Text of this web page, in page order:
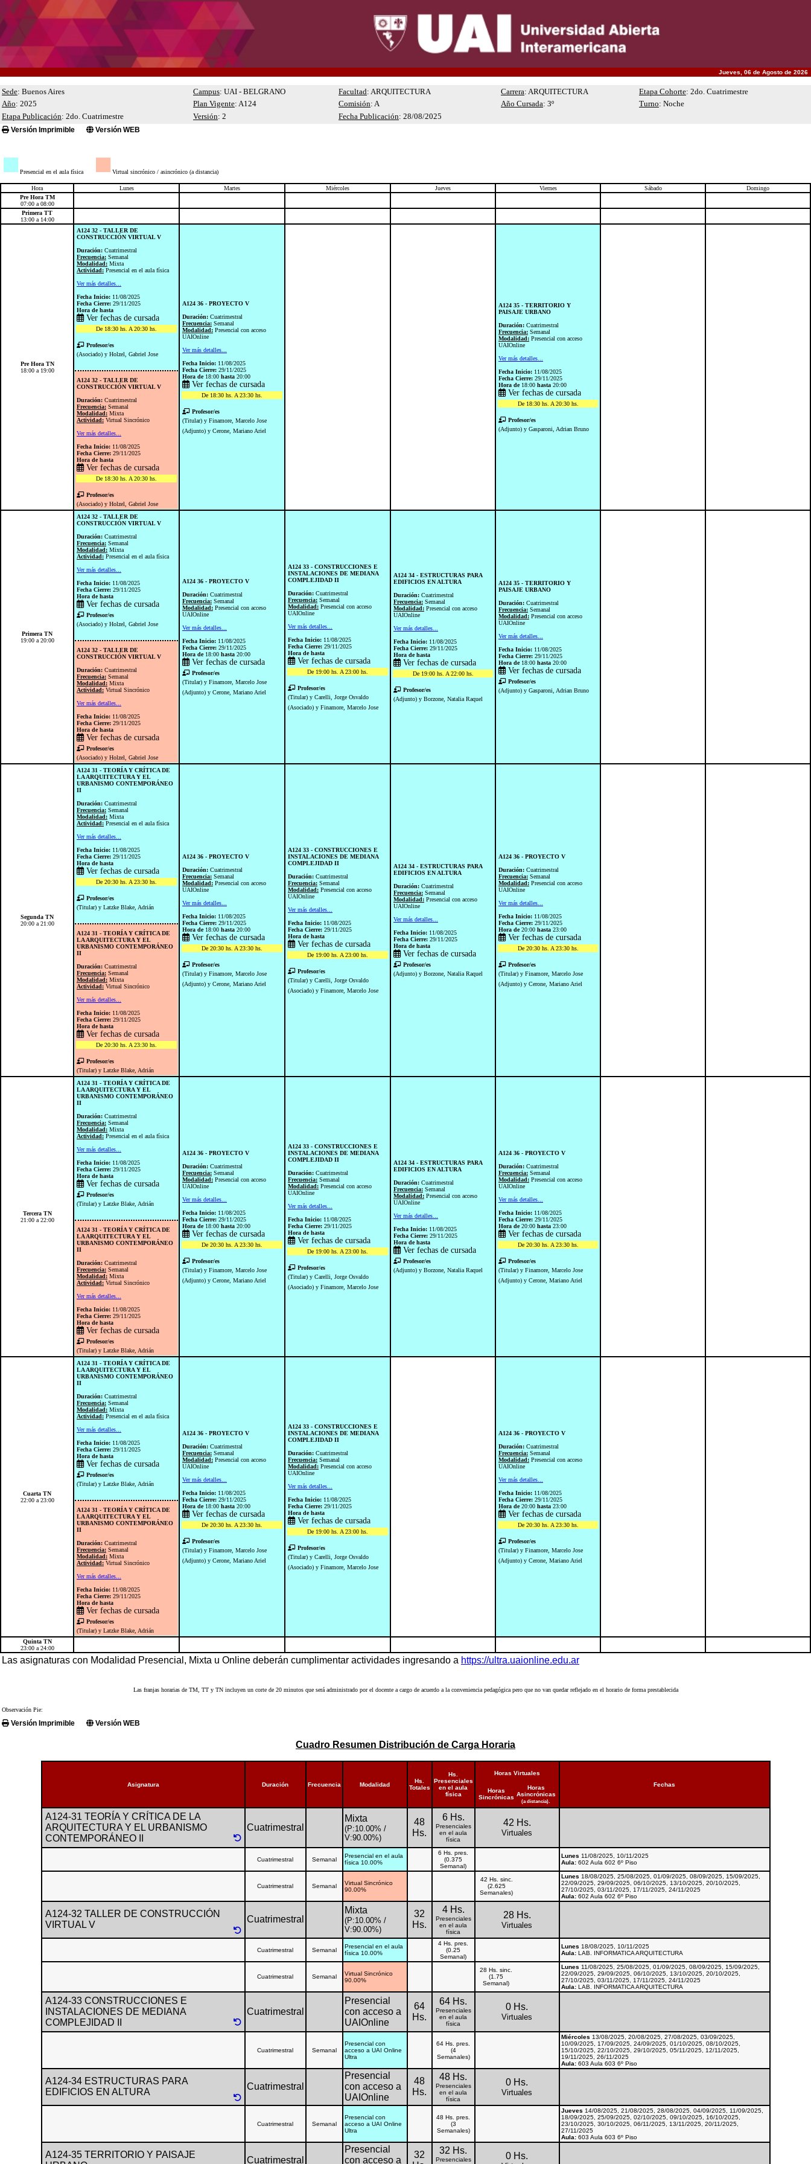
Jueves, 06 de Agosto de 2026
Sede: Buenos Aires Campus: UAI - BELGRANO Facultad: ARQUITECTURA Carrera: ARQUITECTURA Etapa Cohorte: 2do. Cuatrimestre
Año: 2025 Plan Vigente: A124 Comisión: A Año Cursada: 3º Turno: Noche
Etapa Publicación: 2do. Cuatrimestre Versión: 2 Fecha Publicación: 28/08/2025
Versión Imprimible Versión WEB
■ Presencial en el aula física ■ Virtual sincrónico / asincrónico (a distancia)
Hora Lunes Martes Miércoles Jueves Viernes Sábado
Domingo
Pre Hora TM
07:00 a 08:00
Primera TT
13:00 a 14:00
Pre Hora TN
18:00 a 19:00
A124 32 - TALLER DE
CONSTRUCCIÓN VIRTUAL V
Duración: Cuatrimestral
Frecuencia: Semanal
Modalidad: Mixta
Actividad: Presencial en el aula física
Ver más detalles...
Fecha Inicio: 11/08/2025
Fecha Cierre: 29/11/2025
Hora de hasta
Ver fechas de cursada
De 18:30 hs. A 20:30 hs.
Profesor/es
(Asociado) y Holzel, Gabriel Jose
A124 32 - TALLER DE
CONSTRUCCIÓN VIRTUAL V
Duración: Cuatrimestral
Frecuencia: Semanal
Modalidad: Mixta
Actividad: Virtual Sincrónico
Ver más detalles...
Fecha Inicio: 11/08/2025
Fecha Cierre: 29/11/2025
Hora de hasta
Ver fechas de cursada
De 18:30 hs. A 20:30 hs.
Profesor/es
(Asociado) y Holzel, Gabriel Jose
A124 36 - PROYECTO V
Duración: Cuatrimestral
Frecuencia: Semanal
Modalidad: Presencial con acceso
UAIOnline
Ver más detalles...
Fecha Inicio: 11/08/2025
Fecha Cierre: 29/11/2025
Hora de18:00 hasta 20:00
Ver fechas de cursada
De 18:30 hs. A 23:30 hs.
Profesor/es
(Titular) y Finamore, Marcelo Jose
(Adjunto) y Cerone, Mariano Ariel
A124 35 - TERRITORIO Y
PAISAJE URBANO
Duración: Cuatrimestral
Frecuencia: Semanal
Modalidad: Presencial con acceso
UAIOnline
Ver más detalles...
Fecha Inicio: 11/08/2025
Fecha Cierre: 29/11/2025
Hora de18:00 hasta 20:00
Ver fechas de cursada
De 18:30 hs. A 20:30 hs.
Profesor/es
(Adjunto) y Gasparoni, Adrian Bruno
Primera TN
19:00 a 20:00
A124 32 - TALLER DE
CONSTRUCCIÓN VIRTUAL V
Duración: Cuatrimestral
Frecuencia: Semanal
Modalidad: Mixta
Actividad: Presencial en el aula física
Ver más detalles...
Fecha Inicio: 11/08/2025
Fecha Cierre: 29/11/2025
Hora de hasta
Ver fechas de cursada
Profesor/es
(Asociado) y Holzel, Gabriel Jose
A124 32 - TALLER DE
CONSTRUCCIÓN VIRTUAL V
Duración: Cuatrimestral
Frecuencia: Semanal
Modalidad: Mixta
Actividad: Virtual Sincrónico
Ver más detalles...
Fecha Inicio: 11/08/2025
Fecha Cierre: 29/11/2025
Hora de hasta
Ver fechas de cursada
Profesor/es
(Asociado) y Holzel, Gabriel Jose
A124 36 - PROYECTO V
Duración: Cuatrimestral
Frecuencia: Semanal
Modalidad: Presencial con acceso
UAIOnline
Ver más detalles...
Fecha Inicio: 11/08/2025
Fecha Cierre: 29/11/2025
Hora de18:00 hasta 20:00
Ver fechas de cursada
Profesor/es
(Titular) y Finamore, Marcelo Jose
(Adjunto) y Cerone, Mariano Ariel
A124 33 - CONSTRUCCIONES E
INSTALACIONES DE MEDIANA
COMPLEJIDAD II
Duración: Cuatrimestral
Frecuencia: Semanal
Modalidad: Presencial con acceso
UAIOnline
Ver más detalles...
Fecha Inicio: 11/08/2025
Fecha Cierre: 29/11/2025
Hora de hasta
Ver fechas de cursada
De 19:00 hs. A 23:00 hs.
Profesor/es
(Titular) y Carelli, Jorge Osvaldo
(Asociado) y Finamore, Marcelo Jose
A124 34 - ESTRUCTURAS PARA
EDIFICIOS EN ALTURA
Duración: Cuatrimestral
Frecuencia: Semanal
Modalidad: Presencial con acceso
UAIOnline
Ver más detalles...
Fecha Inicio: 11/08/2025
Fecha Cierre: 29/11/2025
Hora de hasta
Ver fechas de cursada
De 19:00 hs. A 22:00 hs.
Profesor/es
(Adjunto) y Borzone, Natalia Raquel
A124 35 - TERRITORIO Y
PAISAJE URBANO
Duración: Cuatrimestral
Frecuencia: Semanal
Modalidad: Presencial con acceso
UAIOnline
Ver más detalles...
Fecha Inicio: 11/08/2025
Fecha Cierre: 29/11/2025
Hora de18:00 hasta 20:00
Ver fechas de cursada
Profesor/es
(Adjunto) y Gasparoni, Adrian Bruno
Segunda TN
20:00 a 21:00
A124 31 - TEORÍA Y CRÍTICA DE
LA ARQUITECTURA Y EL
URBANISMO CONTEMPORÁNEO
II
Duración: Cuatrimestral
Frecuencia: Semanal
Modalidad: Mixta
Actividad: Presencial en el aula física
Ver más detalles...
Fecha Inicio: 11/08/2025
Fecha Cierre: 29/11/2025
Hora de hasta
Ver fechas de cursada
De 20:30 hs. A 23:30 hs.
Profesor/es
(Titular) y Latzke Blake, Adrián
A124 31 - TEORÍA Y CRÍTICA DE
LA ARQUITECTURA Y EL
URBANISMO CONTEMPORÁNEO
II
Duración: Cuatrimestral
Frecuencia: Semanal
Modalidad: Mixta
Actividad: Virtual Sincrónico
Ver más detalles...
Fecha Inicio: 11/08/2025
Fecha Cierre: 29/11/2025
Hora de hasta
Ver fechas de cursada
De 20:30 hs. A 23:30 hs.
Profesor/es
(Titular) y Latzke Blake, Adrián
A124 36 - PROYECTO V
Duración: Cuatrimestral
Frecuencia: Semanal
Modalidad: Presencial con acceso
UAIOnline
Ver más detalles...
Fecha Inicio: 11/08/2025
Fecha Cierre: 29/11/2025
Hora de18:00 hasta 20:00
Ver fechas de cursada
De 20:30 hs. A 23:30 hs.
Profesor/es
(Titular) y Finamore, Marcelo Jose
(Adjunto) y Cerone, Mariano Ariel
A124 33 - CONSTRUCCIONES E
INSTALACIONES DE MEDIANA
COMPLEJIDAD II
Duración: Cuatrimestral
Frecuencia: Semanal
Modalidad: Presencial con acceso
UAIOnline
Ver más detalles...
Fecha Inicio: 11/08/2025
Fecha Cierre: 29/11/2025
Hora de hasta
Ver fechas de cursada
De 19:00 hs. A 23:00 hs.
Profesor/es
(Titular) y Carelli, Jorge Osvaldo
(Asociado) y Finamore, Marcelo Jose
A124 34 - ESTRUCTURAS PARA
EDIFICIOS EN ALTURA
Duración: Cuatrimestral
Frecuencia: Semanal
Modalidad: Presencial con acceso
UAIOnline
Ver más detalles...
Fecha Inicio: 11/08/2025
Fecha Cierre: 29/11/2025
Hora de hasta
Ver fechas de cursada
Profesor/es
(Adjunto) y Borzone, Natalia Raquel
A124 36 - PROYECTO V
Duración: Cuatrimestral
Frecuencia: Semanal
Modalidad: Presencial con acceso
UAIOnline
Ver más detalles...
Fecha Inicio: 11/08/2025
Fecha Cierre: 29/11/2025
Hora de20:00 hasta 23:00
Ver fechas de cursada
De 20:30 hs. A 23:30 hs.
Profesor/es
(Titular) y Finamore, Marcelo Jose
(Adjunto) y Cerone, Mariano Ariel
Tercera TN
21:00 a 22:00
A124 31 - TEORÍA Y CRÍTICA DE
LA ARQUITECTURA Y EL
URBANISMO CONTEMPORÁNEO
II
Duración: Cuatrimestral
Frecuencia: Semanal
Modalidad: Mixta
Actividad: Presencial en el aula física
Ver más detalles...
Fecha Inicio: 11/08/2025
Fecha Cierre: 29/11/2025
Hora de hasta
Ver fechas de cursada
Profesor/es
(Titular) y Latzke Blake, Adrián
A124 31 - TEORÍA Y CRÍTICA DE
LA ARQUITECTURA Y EL
URBANISMO CONTEMPORÁNEO
II
Duración: Cuatrimestral
Frecuencia: Semanal
Modalidad: Mixta
Actividad: Virtual Sincrónico
Ver más detalles...
Fecha Inicio: 11/08/2025
Fecha Cierre: 29/11/2025
Hora de hasta
Ver fechas de cursada
Profesor/es
(Titular) y Latzke Blake, Adrián
A124 36 - PROYECTO V
Duración: Cuatrimestral
Frecuencia: Semanal
Modalidad: Presencial con acceso
UAIOnline
Ver más detalles...
Fecha Inicio: 11/08/2025
Fecha Cierre: 29/11/2025
Hora de18:00 hasta 20:00
Ver fechas de cursada
De 20:30 hs. A 23:30 hs.
Profesor/es
(Titular) y Finamore, Marcelo Jose
(Adjunto) y Cerone, Mariano Ariel
A124 33 - CONSTRUCCIONES E
INSTALACIONES DE MEDIANA
COMPLEJIDAD II
Duración: Cuatrimestral
Frecuencia: Semanal
Modalidad: Presencial con acceso
UAIOnline
Ver más detalles...
Fecha Inicio: 11/08/2025
Fecha Cierre: 29/11/2025
Hora de hasta
Ver fechas de cursada
De 19:00 hs. A 23:00 hs.
Profesor/es
(Titular) y Carelli, Jorge Osvaldo
(Asociado) y Finamore, Marcelo Jose
A124 34 - ESTRUCTURAS PARA
EDIFICIOS EN ALTURA
Duración: Cuatrimestral
Frecuencia: Semanal
Modalidad: Presencial con acceso
UAIOnline
Ver más detalles...
Fecha Inicio: 11/08/2025
Fecha Cierre: 29/11/2025
Hora de hasta
Ver fechas de cursada
Profesor/es
(Adjunto) y Borzone, Natalia Raquel
A124 36 - PROYECTO V
Duración: Cuatrimestral
Frecuencia: Semanal
Modalidad: Presencial con acceso
UAIOnline
Ver más detalles...
Fecha Inicio: 11/08/2025
Fecha Cierre: 29/11/2025
Hora de20:00 hasta 23:00
Ver fechas de cursada
De 20:30 hs. A 23:30 hs.
Profesor/es
(Titular) y Finamore, Marcelo Jose
(Adjunto) y Cerone, Mariano Ariel
Cuarta TN
22:00 a 23:00
A124 31 - TEORÍA Y CRÍTICA DE
LA ARQUITECTURA Y EL
URBANISMO CONTEMPORÁNEO
II
Duración: Cuatrimestral
Frecuencia: Semanal
Modalidad: Mixta
Actividad: Presencial en el aula física
Ver más detalles...
Fecha Inicio: 11/08/2025
Fecha Cierre: 29/11/2025
Hora de hasta
Ver fechas de cursada
Profesor/es
(Titular) y Latzke Blake, Adrián
A124 31 - TEORÍA Y CRÍTICA DE
LA ARQUITECTURA Y EL
URBANISMO CONTEMPORÁNEO
II
Duración: Cuatrimestral
Frecuencia: Semanal
Modalidad: Mixta
Actividad: Virtual Sincrónico
Ver más detalles...
Fecha Inicio: 11/08/2025
Fecha Cierre: 29/11/2025
Hora de hasta
Ver fechas de cursada
Profesor/es
(Titular) y Latzke Blake, Adrián
A124 36 - PROYECTO V
Duración: Cuatrimestral
Frecuencia: Semanal
Modalidad: Presencial con acceso
UAIOnline
Ver más detalles...
Fecha Inicio: 11/08/2025
Fecha Cierre: 29/11/2025
Hora de18:00 hasta 20:00
Ver fechas de cursada
De 20:30 hs. A 23:30 hs.
Profesor/es
(Titular) y Finamore, Marcelo Jose
(Adjunto) y Cerone, Mariano Ariel
A124 33 - CONSTRUCCIONES E
INSTALACIONES DE MEDIANA
COMPLEJIDAD II
Duración: Cuatrimestral
Frecuencia: Semanal
Modalidad: Presencial con acceso
UAIOnline
Ver más detalles...
Fecha Inicio: 11/08/2025
Fecha Cierre: 29/11/2025
Hora de hasta
Ver fechas de cursada
De 19:00 hs. A 23:00 hs.
Profesor/es
(Titular) y Carelli, Jorge Osvaldo
(Asociado) y Finamore, Marcelo Jose
A124 36 - PROYECTO V
Duración: Cuatrimestral
Frecuencia: Semanal
Modalidad: Presencial con acceso
UAIOnline
Ver más detalles...
Fecha Inicio: 11/08/2025
Fecha Cierre: 29/11/2025
Hora de20:00 hasta 23:00
Ver fechas de cursada
De 20:30 hs. A 23:30 hs.
Profesor/es
(Titular) y Finamore, Marcelo Jose
(Adjunto) y Cerone, Mariano Ariel
Quinta TN
23:00 a 24:00
Las asignaturas con Modalidad Presencial, Mixta u Online deberán cumplimentar actividades ingresando a https://ultra.uaionline.edu.ar
Las franjas horarias de TM, TT y TN incluyen un corte de 20 minutos que será administrado por el docente a cargo de acuerdo a la conveniencia pedagógica pero que no van quedar reflejado en el horario de forma prestablecida
Observación Pie:
Versión Imprimible Versión WEB
Cuadro Resumen Distribución de Carga Horaria
Asignatura Duración Frecuencia Modalidad
Hs.
Totales
Hs.
Presenciales
en el aula
física
Horas Virtuales
Horas
Sincrónicas
Horas
Asincrónicas
(a distancia)
Fechas
A124-31 TEORÍA Y CRÍTICA DE LA
ARQUITECTURA Y EL URBANISMO
CONTEMPORÁNEO II
Cuatrimestral
Mixta
(P:10.00% /
V:90.00%)
48
Hs.
6 Hs.
Presenciales
en el aula
física
42 Hs.
Virtuales
Cuatrimestral Semanal
Presencial en el aula
física 10.00%
6 Hs. pres.
(0.375
Semanal)
Lunes 11/08/2025, 10/11/2025
Aula:602 Aula 602 6º Piso
Cuatrimestral Semanal
Virtual Sincrónico
90.00%
42 Hs. sinc.
(2.625
Semanales)
Lunes 18/08/2025, 25/08/2025, 01/09/2025, 08/09/2025, 15/09/2025,
22/09/2025, 29/09/2025, 06/10/2025, 13/10/2025, 20/10/2025,
27/10/2025, 03/11/2025, 17/11/2025, 24/11/2025
Aula:602 Aula 602 6º Piso
A124-32 TALLER DE CONSTRUCCIÓN
VIRTUAL V
Cuatrimestral
Mixta
(P:10.00% /
V:90.00%)
32
Hs.
4 Hs.
Presenciales
en el aula
física
28 Hs.
Virtuales
Cuatrimestral Semanal
Presencial en el aula
física 10.00%
4 Hs. pres.
(0.25
Semanal)
Lunes 18/08/2025, 10/11/2025
Aula:LAB. INFORMATICA ARQUITECTURA
Cuatrimestral Semanal
Virtual Sincrónico
90.00%
28 Hs. sinc.
(1.75
Semanal)
Lunes 11/08/2025, 25/08/2025, 01/09/2025, 08/09/2025, 15/09/2025,
22/09/2025, 29/09/2025, 06/10/2025, 13/10/2025, 20/10/2025,
27/10/2025, 03/11/2025, 17/11/2025, 24/11/2025
Aula:LAB. INFORMATICA ARQUITECTURA
A124-33 CONSTRUCCIONES E
INSTALACIONES DE MEDIANA
COMPLEJIDAD II
Cuatrimestral
Presencial
con acceso a
UAIOnline
64
Hs.
64 Hs.
Presenciales
en el aula
física
0 Hs.
Virtuales
Cuatrimestral Semanal
Presencial con
acceso a UAI Online
Ultra
64 Hs. pres.
(4
Semanales)
Miércoles 13/08/2025, 20/08/2025, 27/08/2025, 03/09/2025,
10/09/2025, 17/09/2025, 24/09/2025, 01/10/2025, 08/10/2025,
15/10/2025, 22/10/2025, 29/10/2025, 05/11/2025, 12/11/2025,
19/11/2025, 26/11/2025
Aula:603 Aula 603 6º Piso
A124-34 ESTRUCTURAS PARA
EDIFICIOS EN ALTURA
Cuatrimestral
Presencial
con acceso a
UAIOnline
48
Hs.
48 Hs.
Presenciales
en el aula
física
0 Hs.
Virtuales
Cuatrimestral Semanal
Presencial con
acceso a UAI Online
Ultra
48 Hs. pres.
(3
Semanales)
Jueves 14/08/2025, 21/08/2025, 28/08/2025, 04/09/2025, 11/09/2025,
18/09/2025, 25/09/2025, 02/10/2025, 09/10/2025, 16/10/2025,
23/10/2025, 30/10/2025, 06/11/2025, 13/11/2025, 20/11/2025,
27/11/2025
Aula:603 Aula 603 6º Piso
A124-35 TERRITORIO Y PAISAJE
Cuatrimestral
Presencial
con acceso a
32
32 Hs.
Presenciales
0 Hs.